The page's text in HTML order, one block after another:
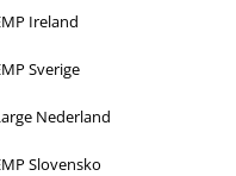
Ireland
Sverige
Nederland
Slovensko